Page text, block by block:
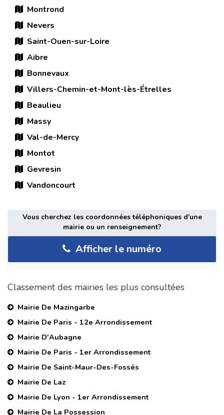
Montrond
Nevers
Saint-Ouen-sur-Loire
Aibre
Bonnevaux
Villers-Chemin-et-Mont-lès-Étrelles
Beaulieu
Massy
Val-de-Mercy
Montot
Gevresin
Vandoncourt
Vous cherchez les coordonnées téléphoniques d'une
mairie ou un renseignement?
Afficher le numéro
Classement des mairies les plus consultées
Mairie De Mazingarbe
Mairie De Paris - 12e Arrondissement
Mairie D'Aubagne
Mairie De Paris - 1er Arrondissement
Mairie De Saint-Maur-Des-Fossés
Mairie De Laz
Mairie De Lyon - 1er Arrondissement
Mairie De La Possession